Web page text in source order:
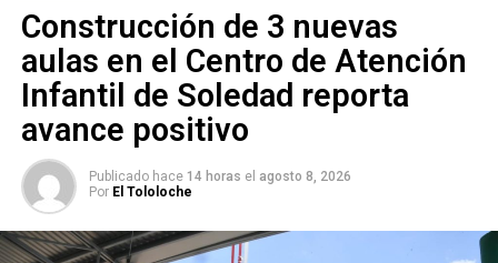
#OtraVez | Deja de llegar agua de “El Realito”
Construcción de 3 nuevas
aulas en el Centro de Atención
Infantil de Soledad reporta
avance positivo
Publicado hace 14 horas el agosto 8, 2026
Por El Tololoche